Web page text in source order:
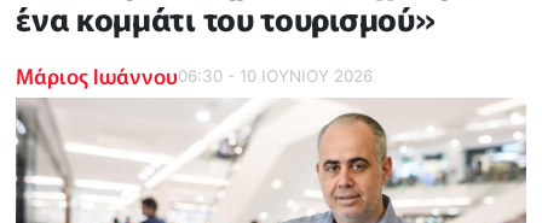
ένα κομμάτι του τουρισμού»
Μάριος Ιωάννου06:30 - 10 ΙΟΥΝΙΟΥ 2026